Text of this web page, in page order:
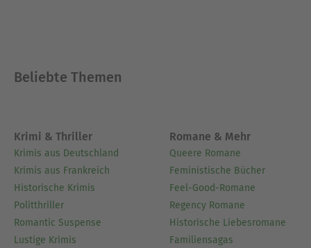
Beliebte Themen
Krimi & Thriller
Krimis aus Deutschland
Krimis aus Frankreich
Historische Krimis
Politthriller
Romantic Suspense
Lustige Krimis
Romane & Mehr
Queere Romane
Feministische Bücher
Feel-Good-Romane
Regency Romane
Historische Liebesromane
Familiensagas